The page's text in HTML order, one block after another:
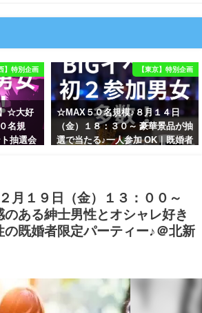
】特別企画
】☆大好
名規
抽選会
着いた
グパー
【東京】特別企画
☆MAX５０名規模♪８月１４日
（金）１８：３０～ 豪華景品が抽
選で当たる♪一人参加 OK｜既婚者
女性の既婚者限定ビッグパーティ
ー♪＠池袋】
月１９日（金）１３：００～
のある紳士男性とオシャレ好き
の既婚者限定パーティー♪＠北新